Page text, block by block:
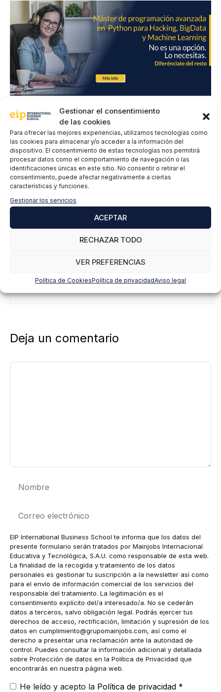
Gestionar el consentimiento
de las cookies
Para ofrecer las mejores experiencias, utilizamos tecnologías como
las cookies para almacenar y/o acceder a la información del
dispositivo. El consentimiento de estas tecnologías nos permitirá
procesar datos como el comportamiento de navegación o las
identificaciones únicas en este sitio. No consentir o retirar el
consentimiento, puede afectar negativamente a ciertas
características y funciones.
Gestionar los servicios
ACEPTAR
RECHAZAR TODO
VER PREFERENCIAS
Política de CookiesPolítica de privacidadAviso legal
1 comentarios en «Bucle While
en Python»
Jaime
17 agosto, 2022 a las 01:32
Gracias por compartir el conocimiento.
Responder
Deja un comentario
Comentario
electrónico
EIP International Business School te informa que los datos del
presente formulario serán tratados por Mainjobs Internacional
Educativa y Tecnológica, S.A.U. como responsable de esta web.
La finalidad de la recogida y tratamiento de los datos
personales es gestionar tu suscripción a la newsletter así como
para el envío de información comercial de los servicios del
responsable del tratamiento. La legitimación es el
consentimiento explícito del/a interesado/a. No se cederán
datos a terceros, salvo obligación legal. Podrás ejercer tus
derechos de acceso, rectificación, limitación y supresión de los
datos en cumplimiento@grupomainjobs.com, así como el
derecho a presentar una reclamación ante la autoridad de
control. Puedes consultar la información adicional y detallada
sobre Protección de datos en la Política de Privacidad que
encontrarás en nuestra página web.
He leído y acepto la Política de privacidad *